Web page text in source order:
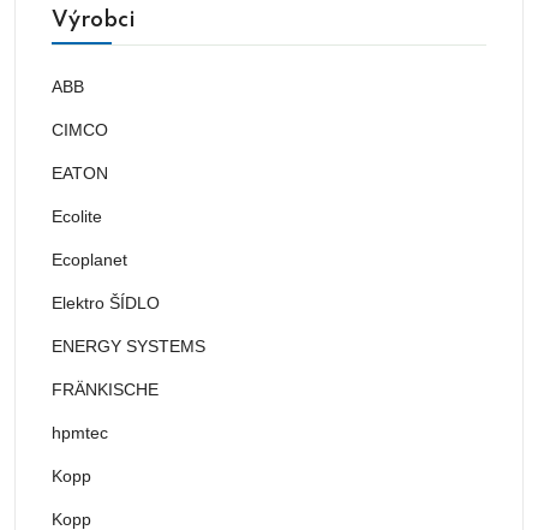
Výrobci
ABB
CIMCO
EATON
Ecolite
Ecoplanet
Elektro ŠÍDLO
ENERGY SYSTEMS
FRÄNKISCHE
hpmtec
Kopp
Kopp